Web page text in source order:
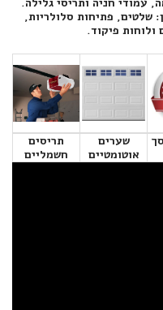
שלטים, פתיחות סלולריות,
ולוחות פיקוד.
שערים
אוטומטיים
תריסים
חשמליים